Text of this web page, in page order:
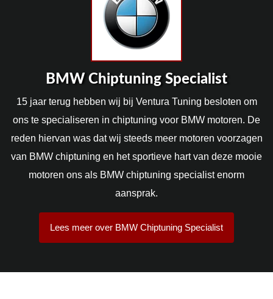
BMW Chiptuning Specialist
15 jaar terug hebben wij bij Ventura Tuning besloten om
ons te specialiseren in chiptuning voor BMW motoren. De
reden hiervan was dat wij steeds meer motoren voorzagen
van BMW chiptuning en het sportieve hart van deze mooie
motoren ons als BMW chiptuning specialist enorm
aansprak.
Lees meer over BMW Chiptuning Specialist